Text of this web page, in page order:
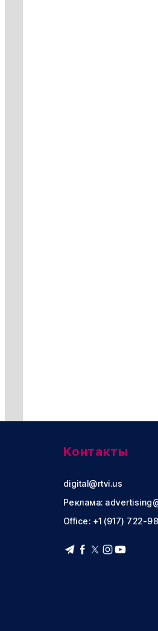
Контакты
digital@rtvi.us
Реклама:
Office: +1 (917) 722-